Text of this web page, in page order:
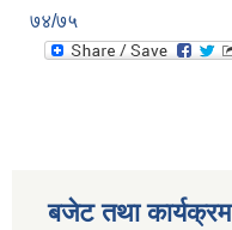
७४/७५
बजेट तथा कार्यक्रम